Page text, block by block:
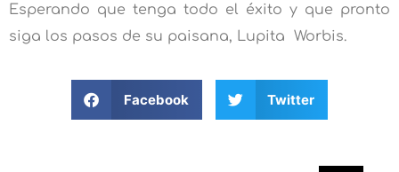
Esperando que tenga todo el éxito y que pronto
siga los pasos de su paisana, Lupita Worbis.
Facebook Twitter